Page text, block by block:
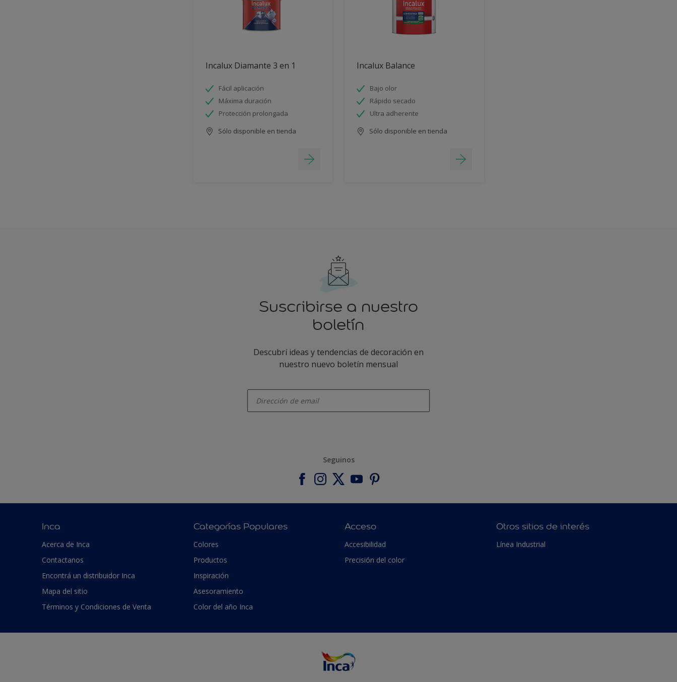
Incalux Diamante 3 en 1
Fácil aplicación
Máxima duración
Protección prolongada
Sólo disponible en tienda
Incalux Balance
Bajo olor
Rápido secado
Ultra adherente
Sólo disponible en tienda
Suscribirse a nuestro
boletín
Descubrí ideas y tendencias de decoración en
nuestro nuevo boletín mensual
Seguinos
Inca
Acerca de Inca
Contactanos
Encontrá un distribuidor Inca
Mapa del sitio
Términos y Condiciones de Venta
Categorías Populares
Colores
Productos
Inspiración
Asesoramiento
Color del año Inca
Acceso
Accesibilidad
Precisión del color
Otros sitios de interés
Línea Industrial